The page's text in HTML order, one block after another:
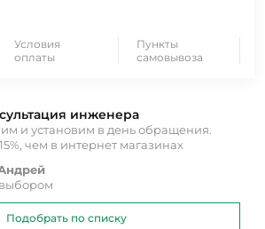
Условия
оплаты
Пункты
самовывоза
инженера
и установим в день обращения.
чем в интернет магазинах
Подобрать по списку